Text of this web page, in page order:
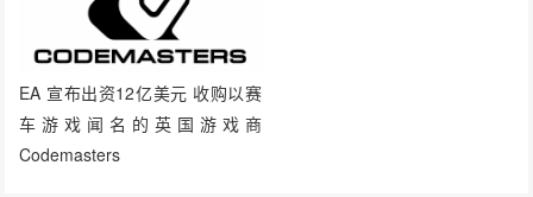
EA 宣布出资12亿美元 收购以赛
车游戏闻名的英国游戏商
Codemasters